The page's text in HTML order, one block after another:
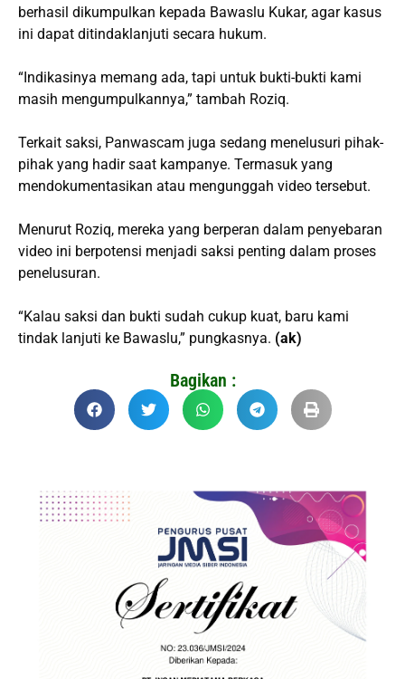
berhasil dikumpulkan kepada Bawaslu Kukar, agar kasus
ini dapat ditindaklanjuti secara hukum.
“Indikasinya memang ada, tapi untuk bukti-bukti kami
masih mengumpulkannya,” tambah Roziq.
Terkait saksi, Panwascam juga sedang menelusuri pihak-
pihak yang hadir saat kampanye. Termasuk yang
mendokumentasikan atau mengunggah video tersebut.
Menurut Roziq, mereka yang berperan dalam penyebaran
video ini berpotensi menjadi saksi penting dalam proses
penelusuran.
“Kalau saksi dan bukti sudah cukup kuat, baru kami
tindak lanjuti ke Bawaslu,” pungkasnya. (ak)
Bagikan :